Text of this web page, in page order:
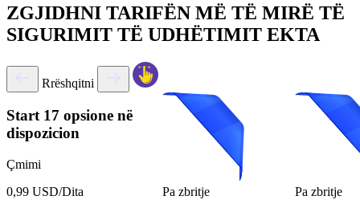
ZGJIDHNI TARIFËN MË TË MIRË TË
SIGURIMIT TË UDHËTIMIT EKTA
Rrëshqitni
Start 17 opsione në
dispozicion
Çmimi
0,99 USD/Dita
Pa zbritje Pa zbritje